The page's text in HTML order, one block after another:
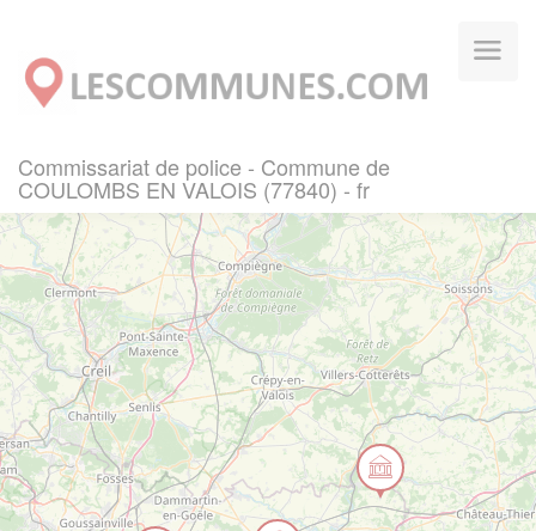
Commissariat de police - Commune de
COULOMBS EN VALOIS (77840) - fr